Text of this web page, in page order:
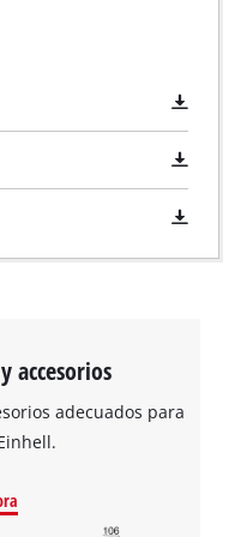
accesorios
adecuados para